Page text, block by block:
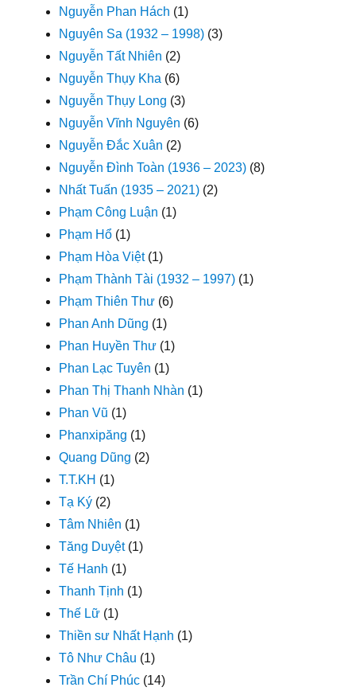
Nguyễn Phan Hách (1)
Nguyên Sa (1932 – 1998) (3)
Nguyễn Tất Nhiên (2)
Nguyễn Thụy Kha (6)
Nguyễn Thụy Long (3)
Nguyễn Vĩnh Nguyên (6)
Nguyễn Đắc Xuân (2)
Nguyễn Đình Toàn (1936 – 2023) (8)
Nhất Tuấn (1935 – 2021) (2)
Phạm Công Luận (1)
Phạm Hổ (1)
Phạm Hòa Việt(1)
Phạm Thành Tài (1932 – 1997) (1)
Phạm Thiên Thư (6)
Phan Anh Dũng (1)
Phan Huyền Thư (1)
Phan Lạc Tuyên (1)
Phan Thị Thanh Nhàn (1)
Phan Vũ (1)
Phanxipăng (1)
Quang Dũng (2)
T.T.KH (1)
Tạ Ký (2)
Tâm Nhiên (1)
Tăng Duyệt(1)
Tế Hanh (1)
Thanh Tịnh (1)
Thế Lữ (1)
Thiền sư Nhất Hạnh (1)
Tô Như Châu (1)
Trần Chí Phúc (14)